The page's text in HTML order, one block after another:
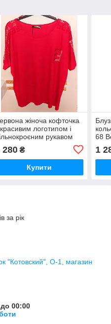
жіноча кофточка
логотипом і
рукавом
280₴
Купити
68
1
за рік
"Котовский", О-1, магазин
00:00